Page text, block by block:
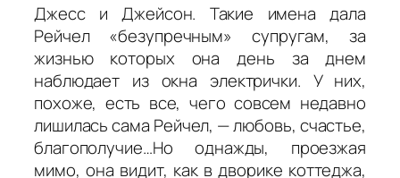
Джесс и Джейсон. Такие имена дала
Рейчел «безупречным» супругам, за
жизнью которых она день за днем
наблюдает из окна электрички. У них,
похоже, есть все, чего совсем недавно
лишилась сама Рейчел, — любовь, счастье,
благополучие…Но однажды, проезжая
мимо, она видит, как в дворике коттеджа,